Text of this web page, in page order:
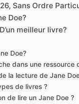
Sans Ordre
Doe?
meilleur livre?
Doe?
dans une ressource
la lecture de Jane
de livres ?
de lire un Jane Doe ?